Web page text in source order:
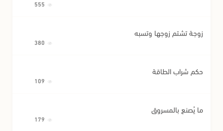
زوجة تشتم زوجها وتسبه
حكم شراب الطاقة
ما يُصنع بالمسروق